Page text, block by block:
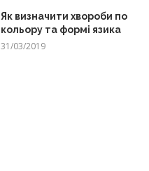
Як визначити хвороби по
кольору та формі язика
31/03/2019